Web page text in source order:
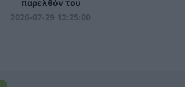
παρελθόν του
2026-07-29 12:25:00